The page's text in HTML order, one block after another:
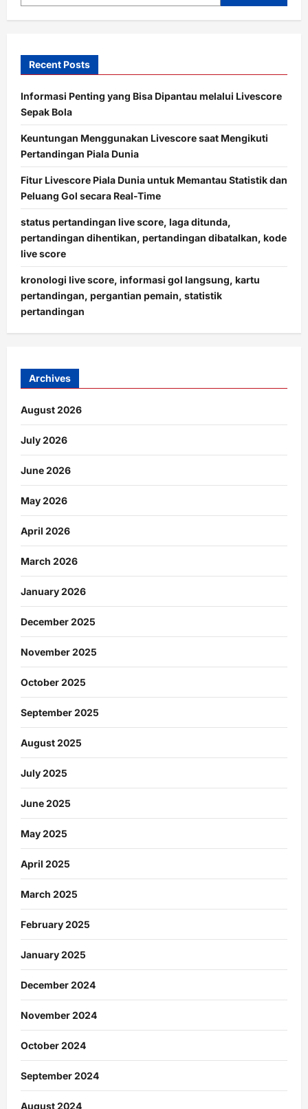
Recent Posts
Informasi Penting yang Bisa Dipantau melalui Livescore
Sepak Bola
Keuntungan Menggunakan Livescore saat Mengikuti
Pertandingan Piala Dunia
Fitur Livescore Piala Dunia untuk Memantau Statistik dan
Peluang Gol secara Real-Time
status pertandingan live score, laga ditunda,
pertandingan dihentikan, pertandingan dibatalkan, kode
live score
kronologi live score, informasi gol langsung, kartu
pertandingan, pergantian pemain, statistik
pertandingan
Archives
August 2026
July 2026
June 2026
May 2026
April 2026
March 2026
January 2026
December 2025
November 2025
October 2025
September 2025
August 2025
July 2025
June 2025
May 2025
April 2025
March 2025
February 2025
January 2025
December 2024
November 2024
October 2024
September 2024
August 2024